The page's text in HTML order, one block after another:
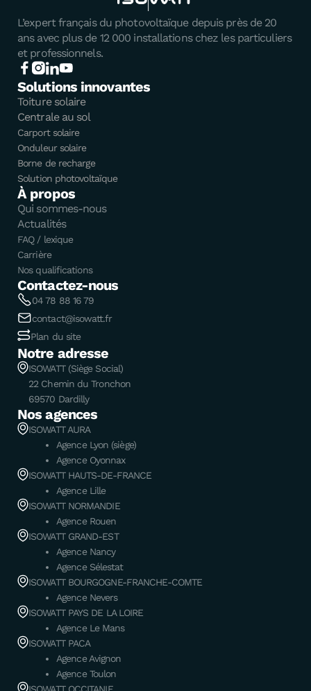
L’expert français du photovoltaïque depuis près de 20
ans avec plus de 12 000 installations chez les particuliers
et professionnels.
Solutions innovantes
Toiture solaire
Centrale au sol
Carport solaire
Onduleur solaire
Borne de recharge
Solution photovoltaïque
À propos
Qui sommes-nous
Actualités
FAQ / lexique
Carrière
Nos qualifications
Contactez-nous
04 78 88 16 79
contact@isowatt.fr
Plan du site
Notre adresse
ISOWATT (Siège Social)
22 Chemin du Tronchon
69570 Dardilly
Nos agences
ISOWATT AURA
Agence Lyon (siège)
Agence Oyonnax
ISOWATT HAUTS-DE-FRANCE
Agence Lille
ISOWATT NORMANDIE
Agence Rouen
ISOWATT GRAND-EST
Agence Nancy
Agence Sélestat
ISOWATT BOURGOGNE-FRANCHE-COMTE
Agence Nevers
ISOWATT PAYS DE LA LOIRE
Agence Le Mans
ISOWATT PACA
Agence Avignon
Agence Toulon
ISOWATT OCCITANIE